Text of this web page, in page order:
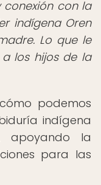
con la
indígena Oren
Lo que le
los hijos de la
podemos
indígena
apoyando la
para las